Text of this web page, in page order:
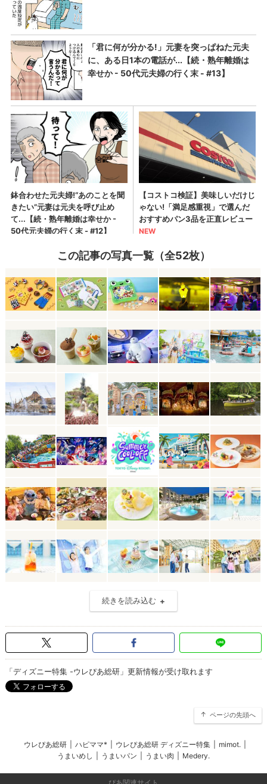
この記事の写真一覧（全52枚）
続きを読み込む
「ディズニー特集 -ウレぴあ総研」更新情報が受け取れます
ページの先頭へ
ウレぴあ総研 ハピママ* ウレぴあ総研 ディズニー特集 mimot.
うまいめし
うまいパン うまい肉 Medery.